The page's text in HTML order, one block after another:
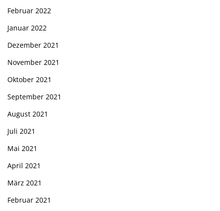
Februar 2022
Januar 2022
Dezember 2021
November 2021
Oktober 2021
September 2021
August 2021
Juli 2021
Mai 2021
April 2021
März 2021
Februar 2021